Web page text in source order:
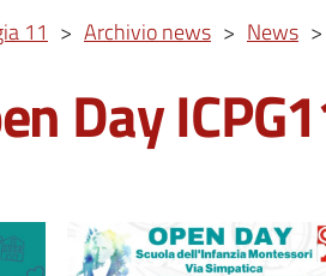
11 > Archivio news > News >
Day